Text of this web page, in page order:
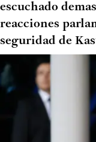
escuchado
reacciones
seguridad de